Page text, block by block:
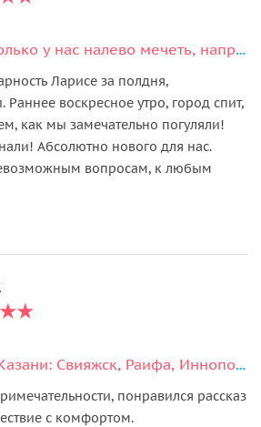
Мы в России, но только у нас налево мечеть, направо церковь
Ларисе за полдня,
воскресное утро, город спит,
как мы замечательно погуляли!
Абсолютно нового для нас.
вопросам, к любым
По окрестностям Казани: Свияжск, Раифа, Иннополис и Вселенский храм
понравился рассказ
с комфортом.